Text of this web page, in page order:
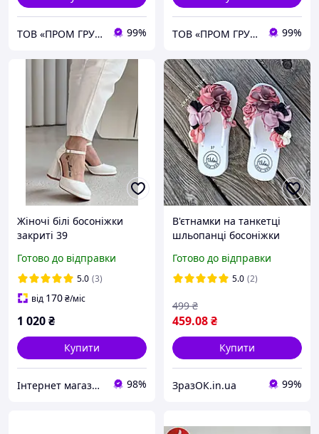
ТОВ «ПРОМ ГРУП» 99% ТОВ «ПРОМ ГРУП» 99%
Жіночі білі босоніжки
закриті 39
Готово до відправки
5.0 (3)
від 170₴/міс
1 020₴
Купити
Інтернет магазин "Nozhki v odezhke" 98%
В'єтнамки на танкетці
шльопанці босоніжки
підборах у єтнамки білі на
танкетці
Готово до відправки
5.0 (2)
459.08₴
499 ₴
Купити
ЗразОК.in.ua 99%